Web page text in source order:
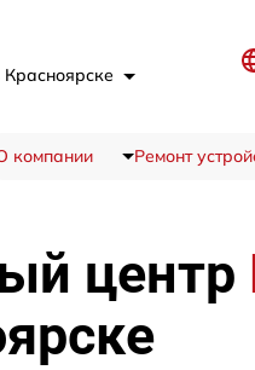
Красноярске
компании Ремонт
центр